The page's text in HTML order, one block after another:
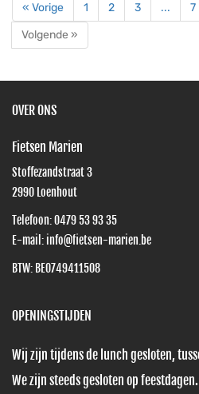
« Vorige 1 2 3 ... 7
Volgende »
OVER ONS
Fietsen Marien
Stoffezandstraat 3
2990 Loenhout
Telefoon:0479 53 93 35
E-mail: info@fietsen-marien.be
BTW: BE0749411508
OPENINGSTIJDEN
Wij zijn tijdens de lunch gesloten,
We zijn steeds gesloten op feestdagen.